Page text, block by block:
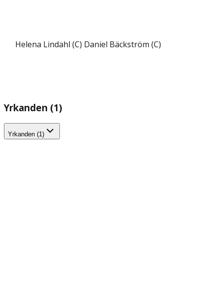
Helena Lindahl (C) Daniel Bäckström (C)
Yrkanden (1)
Yrkanden (1)